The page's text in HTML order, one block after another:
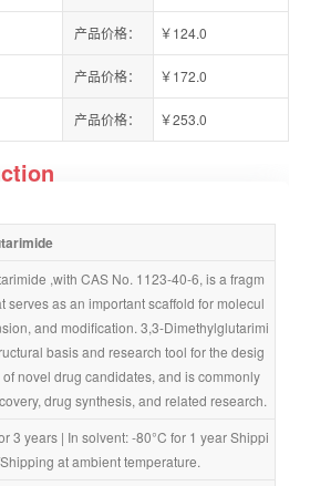
产品价格： ￥124.0
产品价格： ￥172.0
产品价格： ￥253.0
,with CAS No. 1123-40-6, is a fragm
serves as an important scaffold for molecul
and modification. 3,3-Dimethylglutarimi
basis and research tool for the desig
novel drug candidates, and is commonly
drug synthesis, and related research.
3 years | In solvent: -80°C for 1 year Shippi
at ambient temperature.